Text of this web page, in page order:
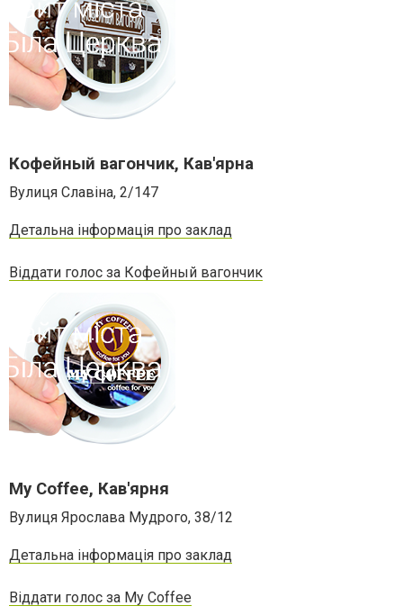
Кофейный вагончик, Кав'ярна
Вулиця Славіна, 2/147
Детальна інформація про заклад
Віддати голос за Кофейный вагончик
My Coffee, Кав'ярня
Вулиця Ярослава Мудрого, 38/12
Детальна інформація про заклад
Віддати голос за My Coffee